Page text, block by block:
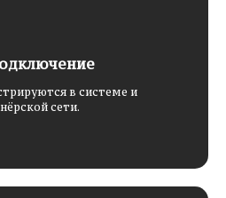
в системе и
сети.